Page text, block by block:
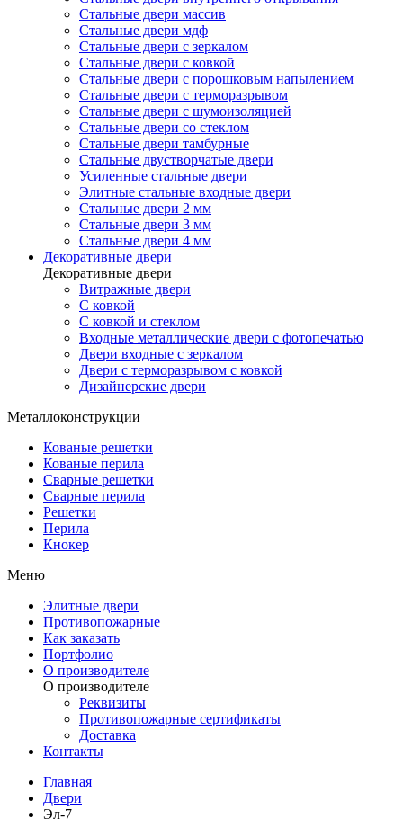
Стальные двери массив
Стальные двери мдф
Стальные двери с зеркалом
Стальные двери с ковкой
Стальные двери с порошковым напылением
Стальные двери с терморазрывом
Стальные двери с шумоизоляцией
Стальные двери со стеклом
Стальные двери тамбурные
Стальные двустворчатые двери
Усиленные стальные двери
Элитные стальные входные двери
Стальные двери 2 мм
Стальные двери 3 мм
Стальные двери 4 мм
Декоративные двери
Декоративные двери
Витражные двери
С ковкой
С ковкой и стеклом
Входные металлические двери с фотопечатью
Двери входные с зеркалом
Двери с терморазрывом с ковкой
Дизайнерские двери
Металлоконструкции
Кованые решетки
Кованые перила
Сварные решетки
Сварные перила
Решетки
Перила
Кнокер
Меню
Элитные двери
Противопожарные
Как заказать
Портфолио
О производителе
О производителе
Реквизиты
Противопожарные сертификаты
Доставка
Контакты
Главная
Двери
Эл-7